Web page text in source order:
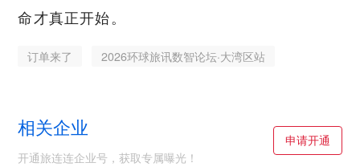
命才真正开始。
订单来了 2026环球旅讯数智论坛·大湾区站
相关企业
开通旅连连企业号，获取专属曝光！
申请开通